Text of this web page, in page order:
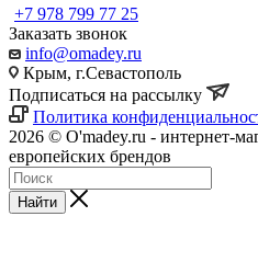
+7 978 799 77 25
Заказать звонок
info@omadey.ru
Крым, г.Севастополь
Подписаться на рассылку
Политика
2026 © O'madey.ru - интернет-
европейских брендов
Найти